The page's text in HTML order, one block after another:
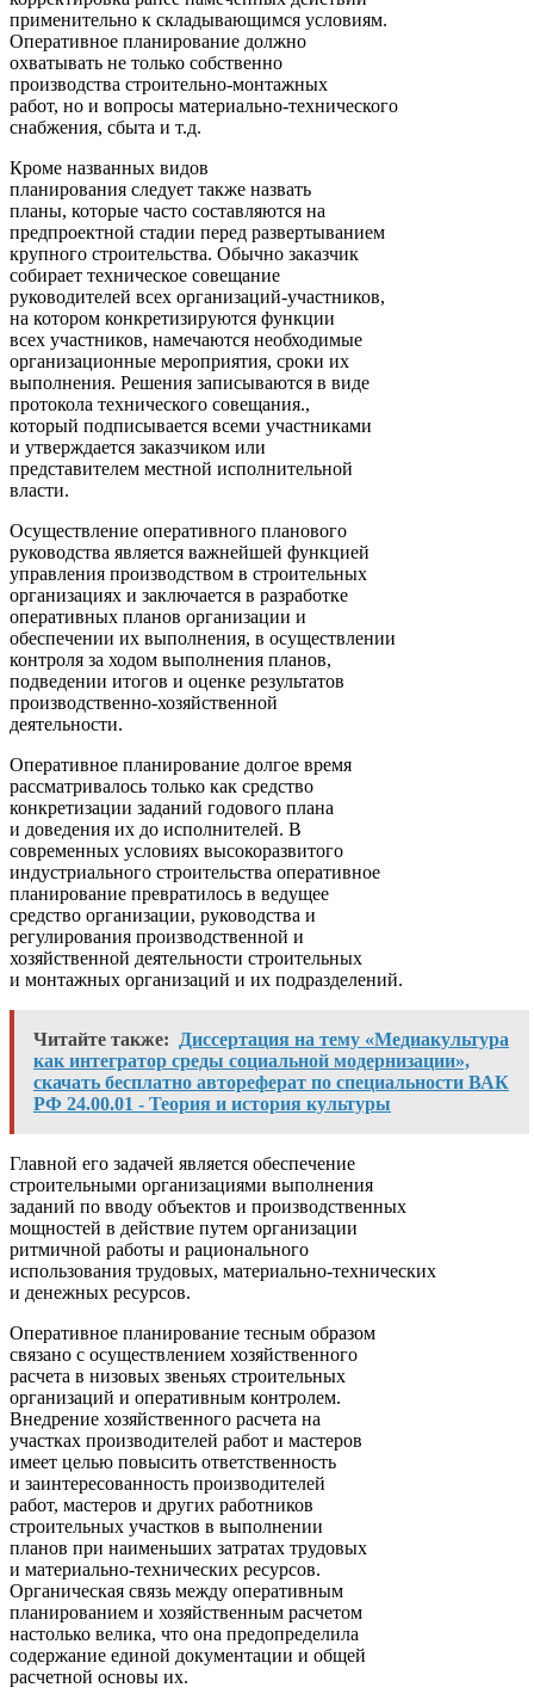
применительно к складывающимся условиям.
Оперативное планирование должно
охватывать не только собственно
производства строительно-монтажных
работ, но и вопросы материально-технического
снабжения, сбыта и т.д.
Кроме названных видов
планирования следует также назвать
планы, которые часто составляются на
предпроектной стадии перед развертыванием
крупного строительства. Обычно заказчик
собирает техническое совещание
руководителей всех организаций-участников,
на котором конкретизируются функции
всех участников, намечаются необходимые
организационные мероприятия, сроки их
выполнения. Решения записываются в виде
протокола технического совещания.,
который подписывается всеми участниками
и утверждается заказчиком или
представителем местной исполнительной
власти.
Осуществление оперативного планового
руководства является важнейшей функцией
управления производством в строительных
организациях и заключается в разработке
оперативных планов организации и
обеспечении их выполнения, в осуществлении
контроля за ходом выполнения планов,
подведении итогов и оценке результатов
производственно-хозяйственной
деятельности.
Оперативное планирование долгое время
рассматривалось только как средство
конкретизации заданий годового плана
и доведения их до исполнителей. В
современных условиях высокоразвитого
индустриального строительства оперативное
планирование превратилось в ведущее
средство организации, руководства и
регулирования производственной и
хозяйственной деятельности строительных
и монтажных организаций и их подразделений.
Читайте также:
Диссертация на тему «Медиакультура
как интегратор среды социальной модернизации»,
скачать бесплатно автореферат по специальности ВАК
РФ 24.00.01 - Теория и история культуры
Главной его задачей является обеспечение
строительными организациями выполнения
заданий по вводу объектов и производственных
мощностей в действие путем организации
ритмичной работы и рационального
использования трудовых, материально-технических
и денежных ресурсов.
Оперативное планирование тесным образом
связано с осуществлением хозяйственного
расчета в низовых звеньях строительных
организаций и оперативным контролем.
Внедрение хозяйственного расчета на
участках производителей работ и мастеров
имеет целью повысить ответственность
и заинтересованность производителей
работ, мастеров и других работников
строительных участков в выполнении
планов при наименьших затратах трудовых
и материально-технических ресурсов.
Органическая связь между оперативным
планированием и хозяйственным расчетом
настолько велика, что она предопределила
содержание единой документации и общей
расчетной основы их.